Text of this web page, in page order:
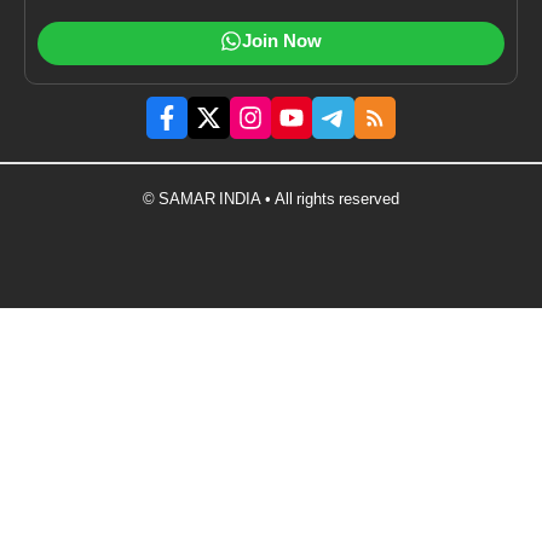
Join Now
© SAMAR INDIA • All rights reserved